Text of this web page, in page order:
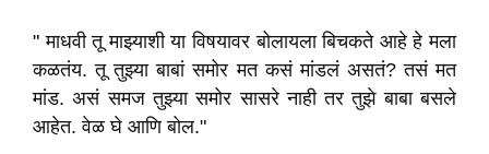
" माधवी तू माझ्याशी या विषयावर बोलायला बिचकते आहे हे मला
कळतंय. तू तुझ्या बाबां समोर मत कसं मांडलं असतं? तसं मत
मांड. असं समज तुझ्या समोर सासरे नाही तर तुझे बाबा बसले
आहेत. वेळ घे आणि बोल."